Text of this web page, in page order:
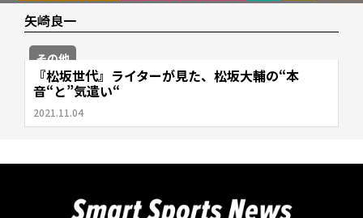
矢崎良一
その他
『松坂世代』ライターが見た、松坂大輔の“本
音“と”気遣い“
2021.11.04